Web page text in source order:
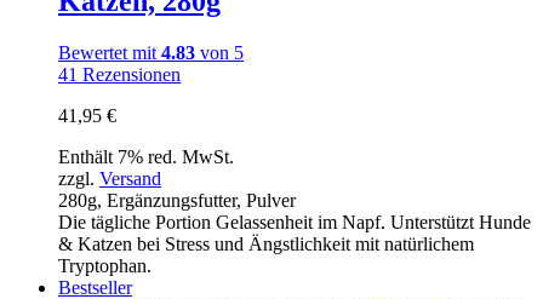
Bewertet mit 4.83 von 5
41 Rezensionen
41,95 €
Enthält 7% red. MwSt.
zzgl. Versand
280g, Ergänzungsfutter, Pulver
Die tägliche Portion Gelassenheit im Napf. Unterstützt Hunde
& Katzen bei Stress und Ängstlichkeit mit natürlichem
Tryptophan.
Bestseller